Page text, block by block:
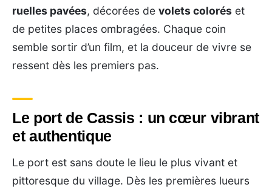
ruelles pavées, décorées de volets colorés et
de petites places ombragées. Chaque coin
semble sortir d’un film, et la douceur de vivre se
ressent dès les premiers pas.
Le port de Cassis : un cœur vibrant
et authentique
Le port est sans doute le lieu le plus vivant et
pittoresque du village. Dès les premières lueurs